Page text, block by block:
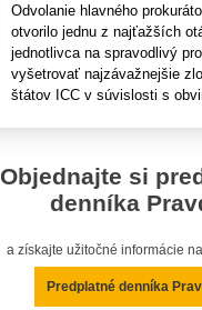
Odvolanie hlavného
otvorilo jednu z najťažších
jednotlivca na spravodlivý
vyšetrovať najzávažnejšie
štátov ICC v súvislosti s
Objednajte si
denníka
a získajte užitočné informácie
Predplatné denníka